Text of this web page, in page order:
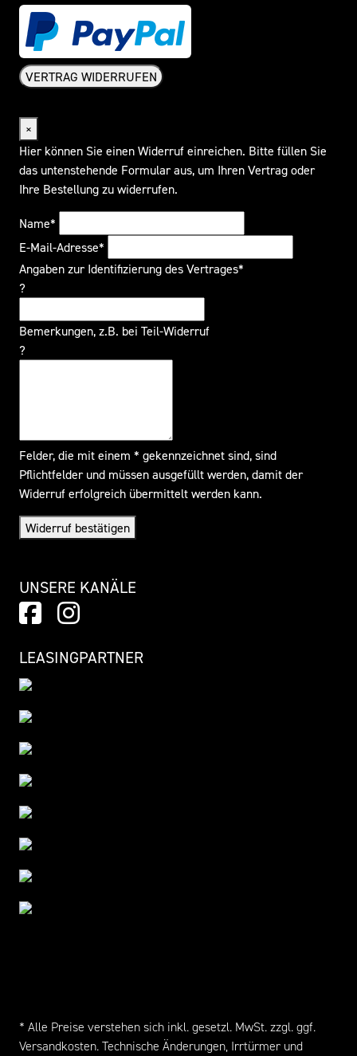
VERTRAG WIDERRUFEN
×
Hier können Sie einen Widerruf einreichen. Bitte füllen Sie
das untenstehende Formular aus, um Ihren Vertrag oder
Ihre Bestellung zu widerrufen.
Name*
E-Mail-Adresse*
Angaben zur Identifizierung des Vertrages*
?
Bemerkungen, z.B. bei Teil-Widerruf
?
Felder, die mit einem * gekennzeichnet sind, sind
Pflichtfelder und müssen ausgefüllt werden, damit der
Widerruf erfolgreich übermittelt werden kann.
Widerruf bestätigen
UNSERE KANÄLE
LEASINGPARTNER
* Alle Preise verstehen sich inkl. gesetzl. MwSt. zzgl. ggf.
Versandkosten. Technische Änderungen, Irrtürmer und